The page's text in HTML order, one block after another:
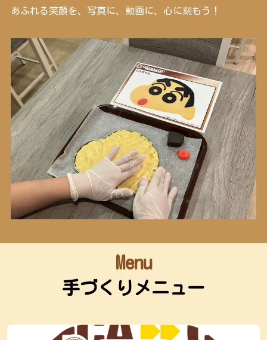
あふれる笑顔を、写真に、動画に、心に刻もう！
Menu
手づくりメニュー